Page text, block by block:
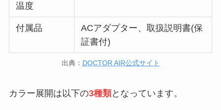
温度
付属品
ACアダプター、取扱説明書(保
証書付)
出典： DOCTOR AIR公式サイト
カラー展開は以下の3種類となっています。